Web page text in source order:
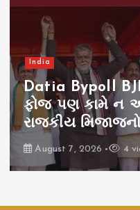
Gujarat Gujarat Report
Babarkot
સિંહની જમીન
સિમેન્ટ કંપનીના
August 7, 2026 9